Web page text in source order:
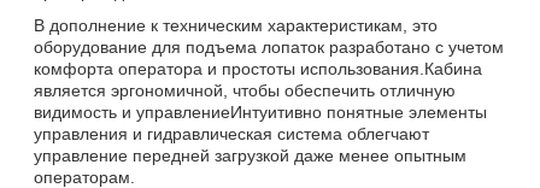
В дополнение к техническим характеристикам, это
оборудование для подъема лопаток разработано с учетом
комфорта оператора и простоты использования.Кабина
является эргономичной, чтобы обеспечить отличную
видимость и управлениеИнтуитивно понятные элементы
управления и гидравлическая система облегчают
управление передней загрузкой даже менее опытным
операторам.